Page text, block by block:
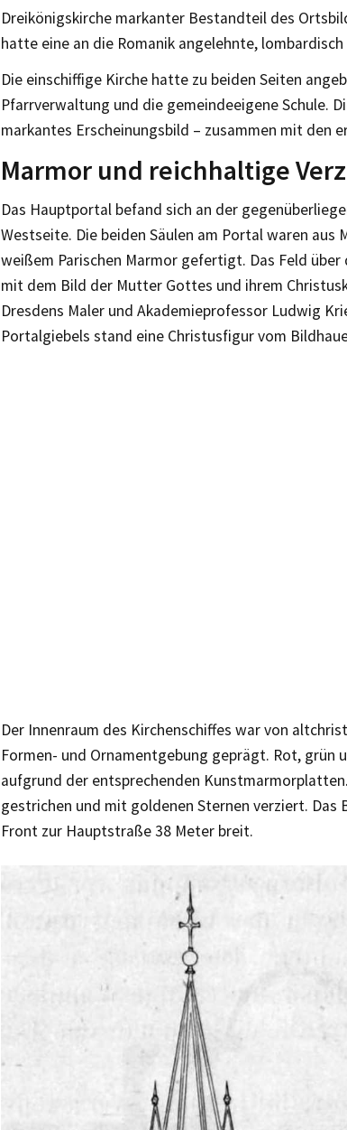
Dreikönigskirche markanter Bestandteil des
hatte eine an die Romanik angelehnte,
Die einschiffige Kirche hatte zu beiden Seiten
Pfarrverwaltung und die gemeindeeigene Schule.
markantes Erscheinungsbild – zusammen mit den
Marmor und reichhaltige
Das Hauptportal befand sich an der
Westseite. Die beiden Säulen am Portal waren aus
weißem Parischen Marmor gefertigt. Das Feld
mit dem Bild der Mutter Gottes und ihrem
Dresdens Maler und Akademieprofessor Ludwig
Portalgiebels stand eine Christusfigur vom
Der Innenraum des Kirchenschiffes war von
Formen- und Ornamentgebung geprägt. Rot, grün
aufgrund der entsprechenden
gestrichen und mit goldenen Sternen verziert. Das
Front zur Hauptstraße 38 Meter breit.